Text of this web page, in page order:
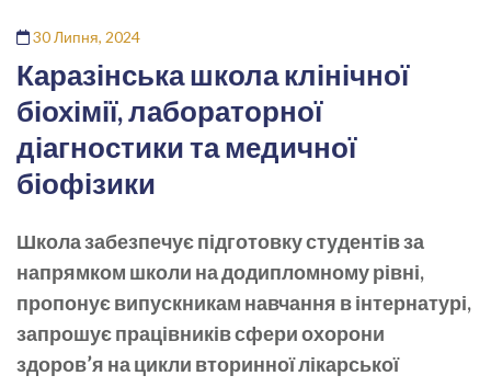
30 Липня, 2024
Каразінська школа клінічної
біохімії, лабораторної
діагностики та медичної
біофізики
Школа забезпечує підготовку студентів за
напрямком школи на додипломному рівні,
пропонує випускникам навчання в інтернатурі,
запрошує працівників сфери охорони
здоров’я на цикли вторинної лікарської